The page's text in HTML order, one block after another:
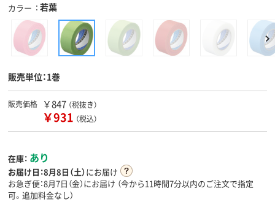
カラー 若葉
販売単位：1巻
販売価格 ￥847 （税抜き）
￥931 （税込）
在庫： あり
お届け日：8月8日（土）にお届け
お急ぎ便：8月7日（金）にお届け （今から11時間7分以内のご注文で指定
可。追加料金なし）